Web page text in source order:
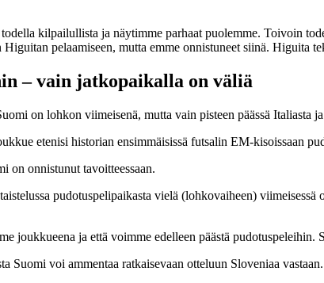
kilpailullista ja näytimme parhaat puolemme. Toivoin
pelaamiseen, mutta emme onnistuneet siinä. Higuita
– vain jatkopaikalla on väliä
on lohkon viimeisenä, mutta vain pisteen päässä Italiasta
etenisi historian ensimmäisissä futsalin EM-kisoissaan
on onnistunut tavoitteessaan.
pudotuspelipaikasta vielä (lohkovaiheen)
joukkueena ja että voimme edelleen päästä pudotuspeleihin.
Suomi voi ammentaa ratkaisevaan otteluun Sloveniaa